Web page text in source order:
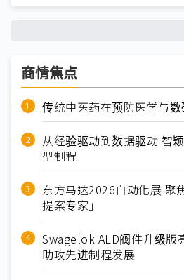
商情焦点
传统中医药在预防医学与
从经验驱动到数据驱动 智
型制程
东方马达2026自动化展 聚
提案专家」
Swagelok ALD阀件升级版
助攻先进制程发展